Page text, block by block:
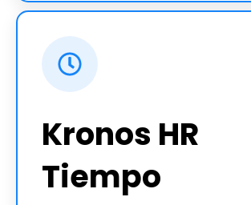
Kronos HR
Tiempo